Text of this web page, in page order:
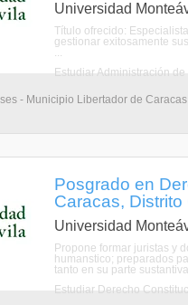
Universidad
Título ofrecido:
gestionar exitosamente
...
Estudiar Administración
- Municipio Libertador de Caracas
Posgrado en
Caracas, Distrito
Universidad
Propone formar juristas y
humanstico; preparados
tanto en su parte
Estudiar Derecho